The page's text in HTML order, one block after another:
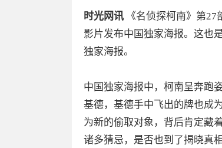
时光网讯
《名侦探柯南》第
影片发布中国独家海报。这也
独家海报。
中国独家海报中，柯南呈奔跑
基德，基德手中飞出的牌也成
为新的偷取对象，背后肯定藏
诸多猜忌，是否也到了揭晓